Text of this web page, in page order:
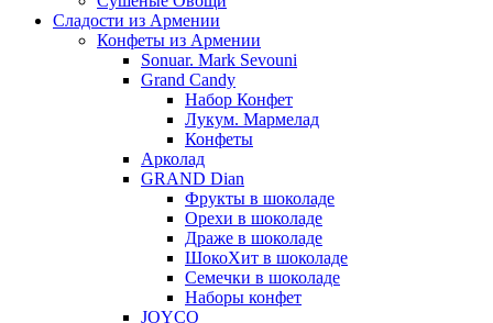
Сладости из Армении
Конфеты из Армении
Sonuar. Mark Sevouni
Grand Candy
Набор Конфет
Лукум. Мармелад
Конфеты
Арколад
GRAND Dian
Фрукты в шоколаде
Орехи в шоколаде
Драже в шоколаде
ШокоХит в шоколаде
Семечки в шоколаде
Наборы конфет
JOYCO